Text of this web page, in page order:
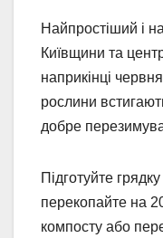
Найпростіший і
Київщини та
наприкінці
рослини
добре
Підготуйте
перекопайте на
компосту або